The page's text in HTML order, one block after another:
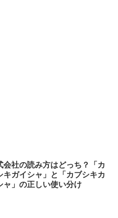
会社の読み方はどっち？「カ
キガイシャ」と「カブシキカ
ャ」の正しい使い分け